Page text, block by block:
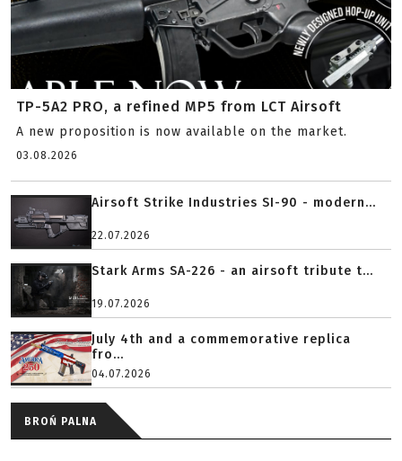
TP-5A2 PRO, a refined MP5 from LCT Airsoft
A new proposition is now available on the market.
03.08.2026
Airsoft Strike Industries SI-90 - modern...
22.07.2026
Stark Arms SA-226 - an airsoft tribute t...
19.07.2026
July 4th and a commemorative replica
fro...
04.07.2026
BROŃ PALNA